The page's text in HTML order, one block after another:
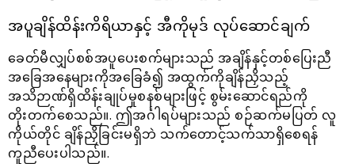
အပူချိန်ထိန်းကိရိယာနှင့် အီကိုမုဒ် လုပ်ဆောင်ချက်
ခေတ်မီလျှပ်စစ်အပူပေးစက်များသည် အချိန်နှင့်တစ်ပြေးညီ
အခြေအနေများကိုအခြေခံ၍ အထွက်ကိုချိန်ညှိသည့်
အသိဉာဏ်ရှိထိန်းချုပ်မှုစနစ်များဖြင့် စွမ်းဆောင်ရည်ကို
တိုးတက်စေသည်။. ဤအင်္ဂါရပ်များသည် စဉ်ဆက်မပြတ် လူ
ကိုယ်တိုင် ချိန်ညှိခြင်းမရှိဘဲ သက်တောင့်သက်သာရှိစေရန်
ကူညီပေးပါသည်။.